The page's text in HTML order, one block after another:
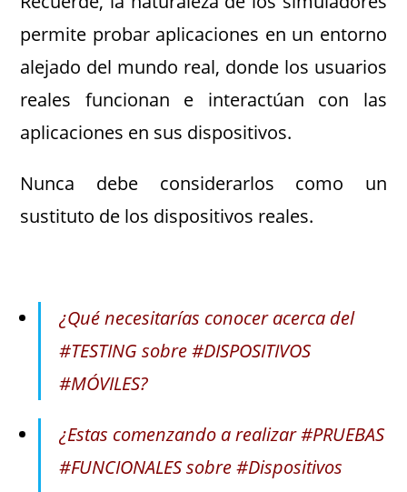
permite probar aplicaciones en un entorno
alejado del mundo real, donde los usuarios
reales funcionan e interactúan con las
aplicaciones en sus dispositivos.
Nunca debe considerarlos como un
sustituto de los dispositivos reales.
¿Qué necesitarías conocer acerca del
#TESTING sobre #DISPOSITIVOS
#MÓVILES?
¿Estas comenzando a realizar #PRUEBAS
#FUNCIONALES sobre #Dispositivos